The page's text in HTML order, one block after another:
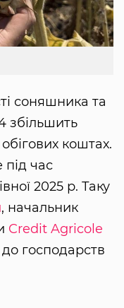
соняшника та
збільшить
коштах.
час
2025 р. Таку
, начальник
Credit Agricole
господарств